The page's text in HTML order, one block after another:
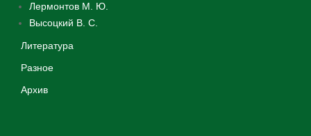
Лермонтов М. Ю.
Высоцкий В. С.
Литература
Разное
Архив